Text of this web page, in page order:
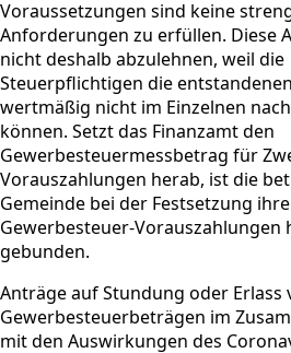
Voraussetzungen sind keine
Anforderungen zu erfüllen. Diese
nicht deshalb abzulehnen, weil die
Steuerpflichtigen die
wertmäßig nicht im Einzelnen
können. Setzt das Finanzamt den
Gewerbesteuermessbetrag für
Vorauszahlungen herab, ist die
Gemeinde bei der Festsetzung
Gewerbesteuer-Vorauszahlungen
gebunden.
Anträge auf Stundung oder Erlass
Gewerbesteuerbeträgen im
mit den Auswirkungen des